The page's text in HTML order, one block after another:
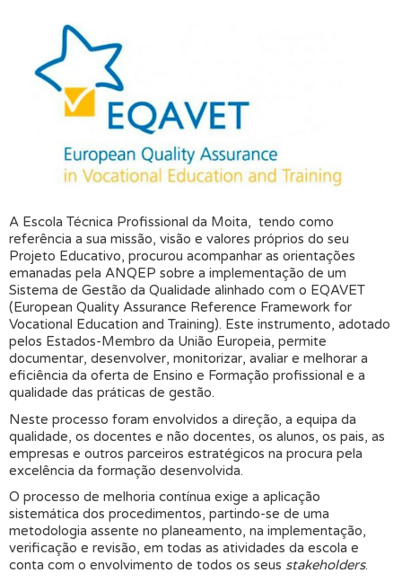
A Escola Técnica Profissional da Moita, tendo como
referência a sua missão, visão e valores próprios do seu
Projeto Educativo, procurou acompanhar as orientações
emanadas pela ANQEP sobre a implementação de um
Sistema de Gestão da Qualidade alinhado com o EQAVET
(European Quality Assurance Reference Framework for
Vocational Education and Training). Este instrumento, adotado
pelos Estados-Membro da União Europeia, permite
documentar, desenvolver, monitorizar, avaliar e melhorar a
eficiência da oferta de Ensino e Formação profissional e a
qualidade das práticas de gestão.
Neste processo foram envolvidos a direção, a equipa da
qualidade, os docentes e não docentes, os alunos, os pais, as
empresas e outros parceiros estratégicos na procura pela
excelência da formação desenvolvida.
O processo de melhoria contínua exige a aplicação
sistemática dos procedimentos, partindo-se de uma
metodologia assente no planeamento, na implementação,
verificação e revisão, em todas as atividades da escola e
conta com o envolvimento de todos os seus stakeholders.